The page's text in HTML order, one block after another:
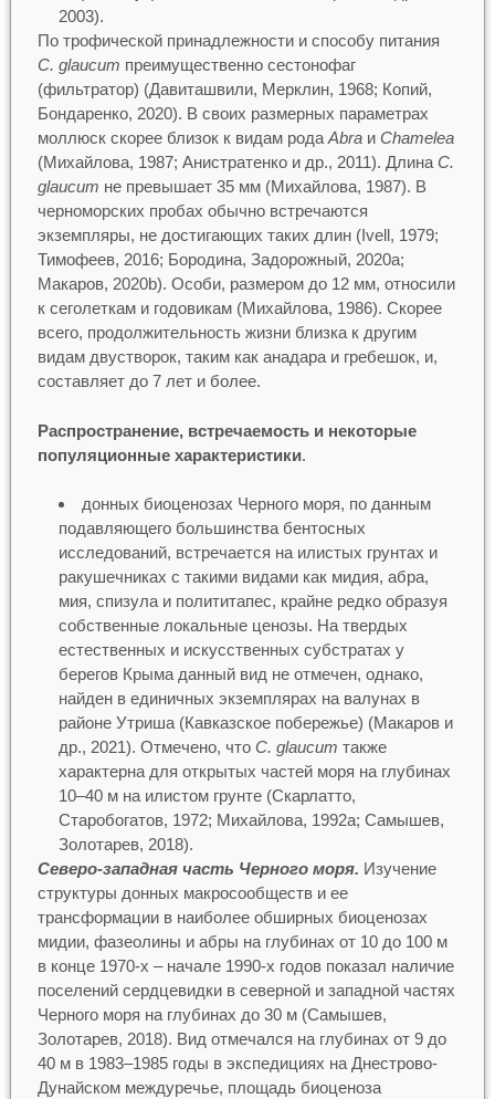
2003).
По трофической принадлежности и способу питания
C. glaucum преимущественно сестонофаг
(фильтратор) (Давиташвили, Мерклин, 1968; Копий,
Бондаренко, 2020). В своих размерных параметрах
моллюск скорее близок к видам рода Abraи Chamelea
(Михайлова, 1987; Анистратенко и др., 2011). Длина C.
glaucum не превышает 35 мм (Михайлова, 1987). В
черноморских пробах обычно встречаются
экземпляры, не достигающих таких длин (Ivell, 1979;
Тимофеев, 2016; Бородина, Задорожный, 2020а;
Макаров, 2020b). Особи, размером до 12 мм, относили
к сеголеткам и годовикам (Михайлова, 1986). Скорее
всего, продолжительность жизни близка к другим
видам двустворок, таким как анадара и гребешок, и,
составляет до 7 лет и более.
Распространение, встречаемость и некоторые
популяционные характеристики.
донных биоценозах Черного моря, по данным
подавляющего большинства бентосных
исследований, встречается на илистых грунтах и
ракушечниках с такими видами как мидия, абра,
мия, спизула и полититапес, крайне редко образуя
собственные локальные ценозы. На твердых
естественных и искусственных субстратах у
берегов Крыма данный вид не отмечен, однако,
найден в единичных экземплярах на валунах в
районе Утриша (Кавказcкое побережье) (Макаров и
др., 2021). Отмечено, что C. glaucum также
характерна для открытых частей моря на глубинах
10–40 м на илистом грунте (Скарлатто,
Старобогатов, 1972; Михайлова, 1992a; Самышев,
Золотарев, 2018).
Северо-западная часть Черного моря. Изучение
структуры донных макросообществ и ее
трансформации в наиболее обширных биоценозах
мидии, фазеолины и абры на глубинах от 10 до 100 м
в конце 1970-х – начале 1990-х годов показал наличие
поселений сердцевидки в северной и западной частях
Черного моря на глубинах до 30 м (Самышев,
Золотарев, 2018). Вид отмечался на глубинах от 9 до
40 м в 1983–1985 годы в экспедициях на Днестрово-
Дунайском междуречье, площадь биоценоза